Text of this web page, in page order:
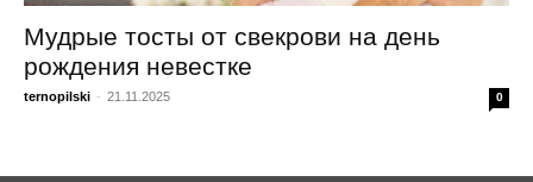
Мудрые тосты от свекрови на день
рождения невестке
ternopilski - 21.11.2025 0